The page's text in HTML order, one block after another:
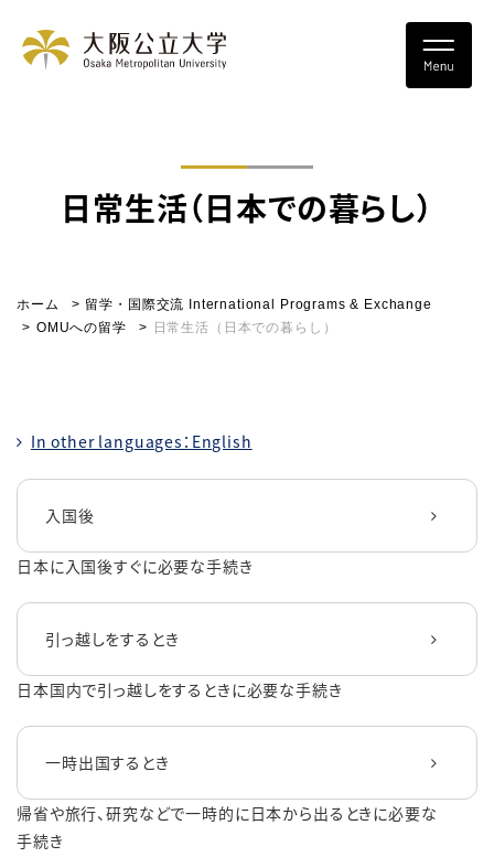
日常生活（日本での暮らし）
ホーム
留学・国際交流 International Programs & Exchange
OMUへの留学
日常生活（日本での暮らし）
In other languages：English
入国後
日本に入国後すぐに必要な手続き
引っ越しをするとき
日本国内で引っ越しをするときに必要な手続き
一時出国するとき
帰省や旅行、研究などで一時的に日本から出るときに必要な
手続き